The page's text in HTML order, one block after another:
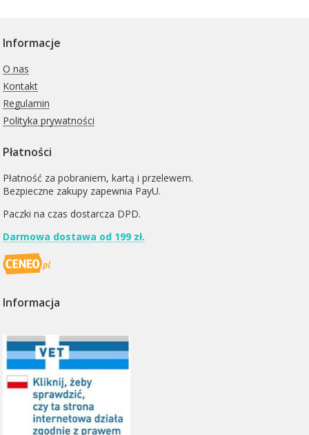
Informacje
O nas
Kontakt
Regulamin
Polityka prywatności
Płatności
Płatność za pobraniem, kartą i przelewem.
Bezpieczne zakupy zapewnia PayU.
Paczki na czas dostarcza DPD.
Darmowa dostawa od 199 zł.
Informacja